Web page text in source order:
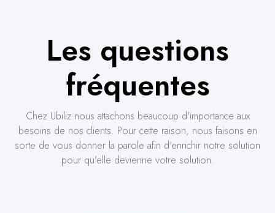
Les questions
fréquentes
Chez Ubiliz nous attachons beaucoup d'importance aux
besoins de nos clients. Pour cette raison, nous faisons en
sorte de vous donner la parole afin d'enrichir notre solution
pour qu'elle devienne votre solution.